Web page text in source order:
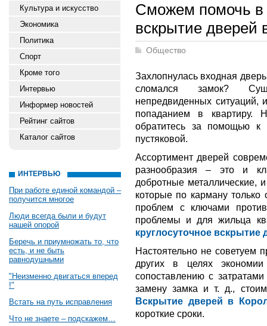
Культура и искусство
Экономика
Политика
Спорт
Кроме того
Интервью
Информер новостей
Рейтинг сайтов
Каталог сайтов
ИНТЕРВЬЮ
При работе единой командой –
получится многое
Люди всегда были и будут
нашей опорой
Беречь и приумножать то, что
есть, и не быть
равнодушными
"Неизменно двигаться вперед
!"
Встать на путь исправления
Что не знаете – подскажем…
Сможем помочь в
вскрытие дверей
Общество
Захлопнулась входная
сломался замок?
непредвиденных ситуаций,
попаданием в квартиру.
обратитесь за помощью к
пустяковой.
Ассортимент дверей
разнообразия – это и
добротные
которые по карману только
проблем с ключами
проблемы и для жильца
круглосуточное
Настоятельно не советуем
других в целях
сопоставлению с
замену замка и т. д.,
Вскрытие дверей в
короткие сроки.